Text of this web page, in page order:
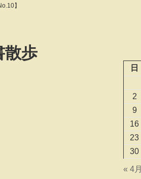
】
散歩
日
2
9
16
23
30
« 4月